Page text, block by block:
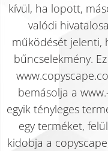
kívül, ha lopott,
valódi
működését jelenti,
bűncselekmény.
bemásolja a
egyik tényleges
egy terméket,
kidobja a